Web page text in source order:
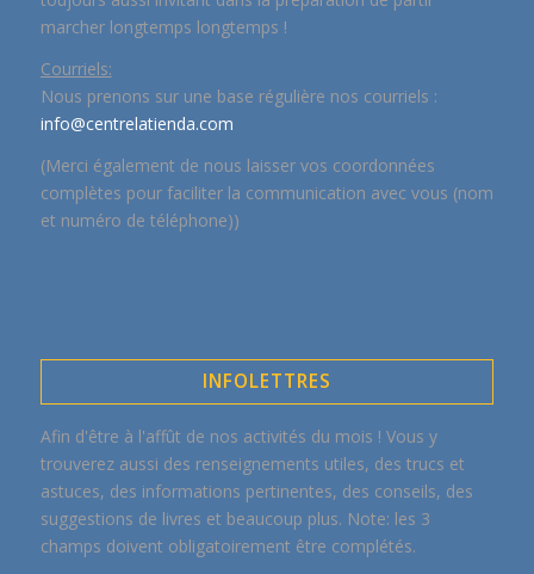
marcher longtemps longtemps !
Courriels:
Nous prenons sur une base régulière nos courriels :
info@centrelatienda.com
(Merci également de nous laisser vos coordonnées
complètes pour faciliter la communication avec vous (nom
et numéro de téléphone))
INFOLETTRES
Afin d'être à l'affût de nos activités du mois ! Vous y
trouverez aussi des renseignements utiles, des trucs et
astuces, des informations pertinentes, des conseils, des
suggestions de livres et beaucoup plus. Note: les 3
champs doivent obligatoirement être complétés.